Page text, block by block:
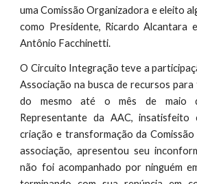
uma Comissão Organizadora e eleito
como Presidente, Ricardo Alcantara
Antônio Facchinetti.
O Circuito Integração teve a
Associação na busca de recursos
do mesmo até o mês de maio
Representante da AAC,
criação e transformação da
associação, apresentou seu
não foi acompanhado por ninguém